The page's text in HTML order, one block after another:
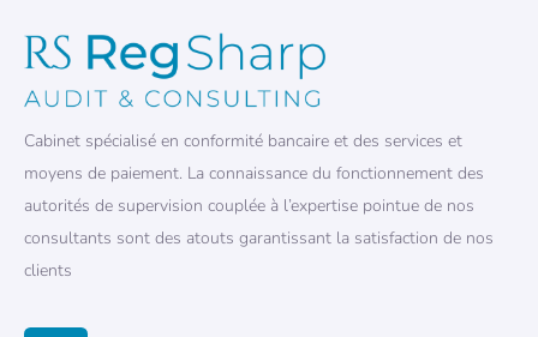
Cabinet spécialisé en conformité bancaire et des services et
moyens de paiement. La connaissance du fonctionnement des
autorités de supervision couplée à l’expertise pointue de nos
consultants sont des atouts garantissant la satisfaction de nos
clients